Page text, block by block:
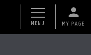
MENU MY PAGE